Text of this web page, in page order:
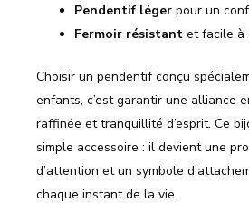
Pendentif léger pour un
Fermoir résistant et facile à
Choisir un pendentif conçu
enfants, c’est garantir une alliance
raffinée et tranquillité d’esprit. Ce
simple accessoire : il devient une
d’attention et un symbole
chaque instant de la vie.